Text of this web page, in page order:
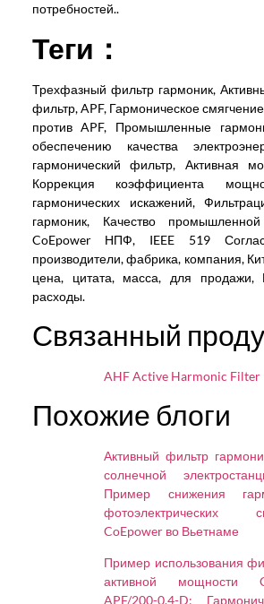
потребностей..
Теги ：
Трехфазный фильтр гармоник,
фильтр, APF, Гармоническое
против APF, Промышленные
обеспечению качества
гармонический фильтр, Активная
Коррекция коэффициента
гармонических искажений,
гармоник, Качество промышленной
CoEpower НПФ, IEEE 519
производители, фабрика, компания,
цена, цитата, масса, для продажи,
расходы.
Связанный
AHF Active Harmonic Filter
Похожие блоги
Активный фильтр
солнечной
Пример снижения
фотоэлектрических
CoEpower во Вьетнаме
Пример использования
активной мощности
APF/200-0.4-D: